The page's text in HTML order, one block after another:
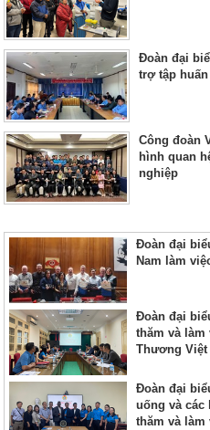
Đoàn đại
trợ tập huấn
Công đoàn
hình quan
nghiệp
Đoàn đại
Nam làm
Đoàn đại
thăm và làm
Thương Việt
Đoàn đại
uống và các
thăm và làm